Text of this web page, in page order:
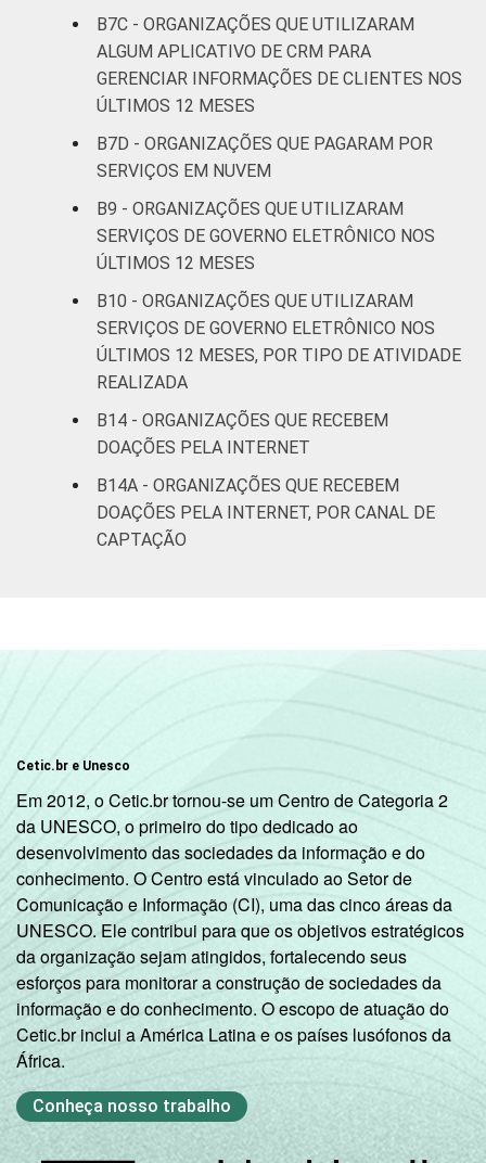
Fonte: CGI.br/NIC.br, Centro Regional de
Estudos para o Desenvolvimento da
Sociedade da Informação (Cetic.br),
informação e comunicação nas organizações
sem fins lucrativos brasileiras - TIC
Organizações Sem Fins Lucrativos 2022.
B7C - ORGANIZAÇÕES QUE UTILIZARAM
ALGUM APLICATIVO DE CRM PARA
GERENCIAR INFORMAÇÕES DE CLIENTES NOS
ÚLTIMOS 12 MESES
B7D - ORGANIZAÇÕES QUE PAGARAM POR
SERVIÇOS EM NUVEM
B9 - ORGANIZAÇÕES QUE UTILIZARAM
SERVIÇOS DE GOVERNO ELETRÔNICO NOS
ÚLTIMOS 12 MESES
B10 - ORGANIZAÇÕES QUE UTILIZARAM
SERVIÇOS DE GOVERNO ELETRÔNICO NOS
ÚLTIMOS 12 MESES, POR TIPO DE ATIVIDADE
REALIZADA
B14 - ORGANIZAÇÕES QUE RECEBEM
DOAÇÕES PELA INTERNET
B14A - ORGANIZAÇÕES QUE RECEBEM
DOAÇÕES PELA INTERNET, POR CANAL DE
CAPTAÇÃO
Cetic.br e Unesco
Em 2012, o Cetic.br tornou-se um Centro de Categoria 2
da UNESCO, o primeiro do tipo dedicado ao
desenvolvimento das sociedades da informação e do
conhecimento. O Centro está vinculado ao Setor de
Comunicação e Informação (CI), uma das cinco áreas da
UNESCO. Ele contribui para que os objetivos estratégicos
da organização sejam atingidos, fortalecendo seus
esforços para monitorar a construção de sociedades da
informação e do conhecimento. O escopo de atuação do
Cetic.br inclui a América Latina e os países lusófonos da
África.
Conheça nosso trabalho